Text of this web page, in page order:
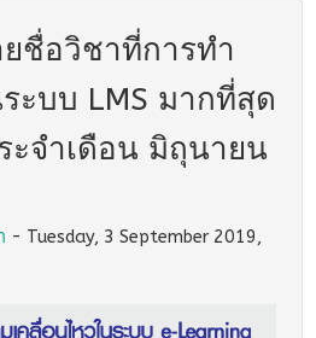
ชื่อวิชาที่การทำ
ะบบ LMS มากที่สุด
จำเดือน มิถุนายน
- Tuesday, 3 September 2019,